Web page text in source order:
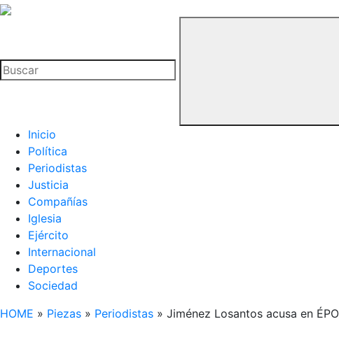
La
Buitre
Inicio
Política
Periodistas
Justicia
Compañías
Iglesia
Ejército
Internacional
Deportes
Sociedad
HOME » Piezas » Periodistas » Jiménez Losantos acusa en